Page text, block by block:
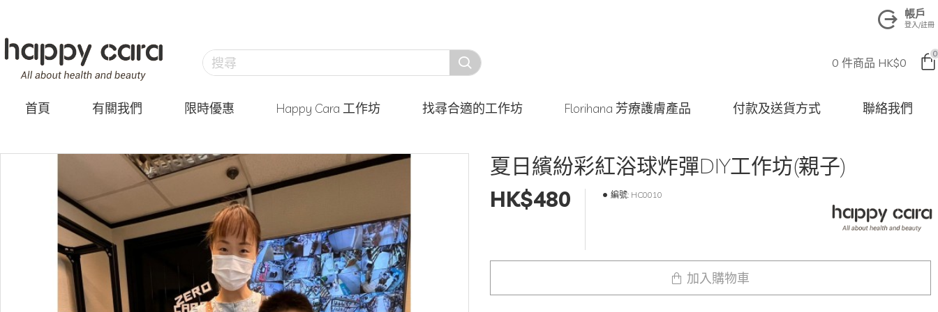
帳戶
登入/註冊
0 件商品 HK$0
0
首頁 有關我們 限時優惠 Happy Cara 工作坊 找尋合適的工作坊 Florihana 芳療護膚產品 付款及送貨方式 聯絡我們
夏日繽紛彩紅浴球炸彈DIY工作坊(親子)
HK$480
編號: HC0010
加入購物車